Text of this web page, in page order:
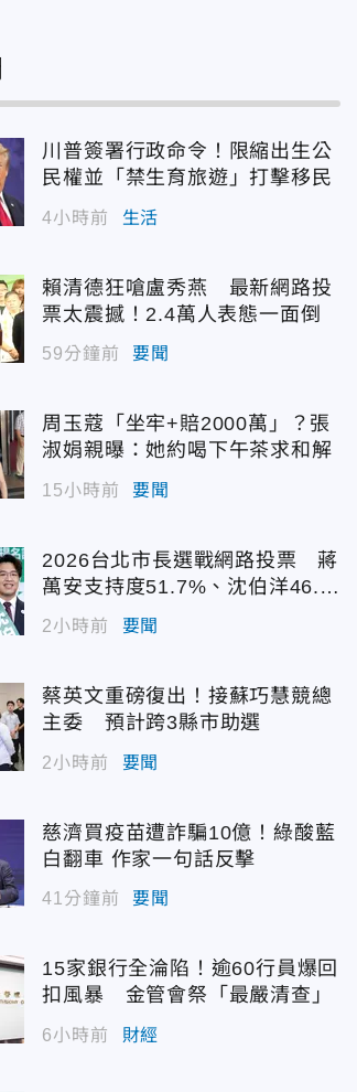
川普簽署行政命令！限縮出生公
民權並「禁生育旅遊」打擊移民
4小時前 生活
賴清德狂嗆盧秀燕 最新網路投
票太震撼！2.4萬人表態一面倒
59分鐘前 要聞
周玉蔻「坐牢+賠2000萬」？張
淑娟親曝：她約喝下午茶求和解
15小時前 要聞
2026台北市長選戰網路投票 蔣
萬安支持度51.7%、沈伯洋46.
7%
2小時前 要聞
蔡英文重磅復出！接蘇巧慧競總
主委 預計跨3縣市助選
2小時前 要聞
慈濟買疫苗遭詐騙10億！綠酸藍
白翻車 作家一句話反擊
41分鐘前 要聞
15家銀行全淪陷！逾60行員爆回
扣風暴 金管會祭「最嚴清查」
6小時前 財經